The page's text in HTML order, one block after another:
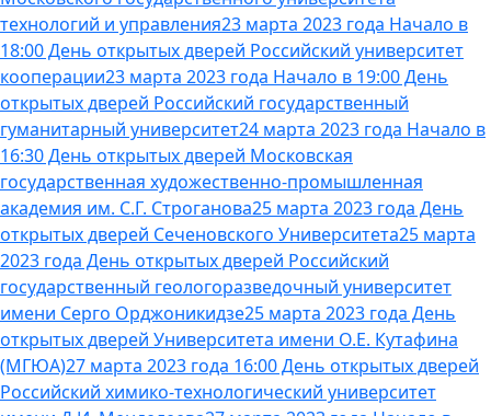
технологий и управления23 марта 2023 года Начало в
18:00 День открытых дверей Российский университет
кооперации23 марта 2023 года Начало в 19:00 День
открытых дверей Российский государственный
гуманитарный университет24 марта 2023 года Начало в
16:30 День открытых дверей Московская
государственная художественно-промышленная
академия им. С.Г. Строганова25 марта 2023 года День
открытых дверей Сеченовского Университета25 марта
2023 года День открытых дверей Российский
государственный геологоразведочный университет
имени Серго Орджоникидзе25 марта 2023 года День
открытых дверей Университета имени О.Е. Кутафина
(МГЮА)27 марта 2023 года 16:00 День открытых дверей
Российский химико-технологический университет